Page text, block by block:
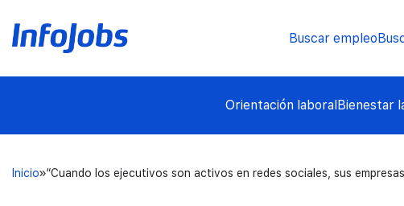
Buscar empleo
Orientación laboralBienestar
Inicio “Cuando los ejecutivos son activos en redes sociales, sus